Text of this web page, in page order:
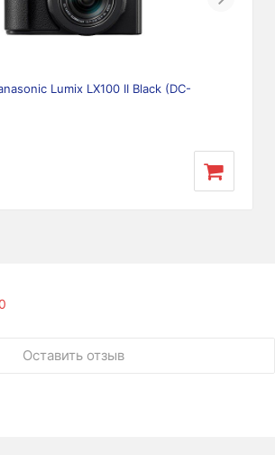
Lumix LX100 II Black (DC-
Оставить отзыв
ни одного отзыва. Вы можете стать